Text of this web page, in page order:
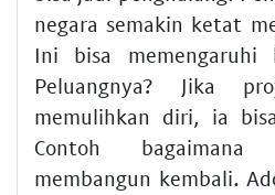
negara semakin ketat
Ini bisa memengaruhi
Peluangnya? Jika
memulihkan diri, ia
Contoh
membangun kembali.